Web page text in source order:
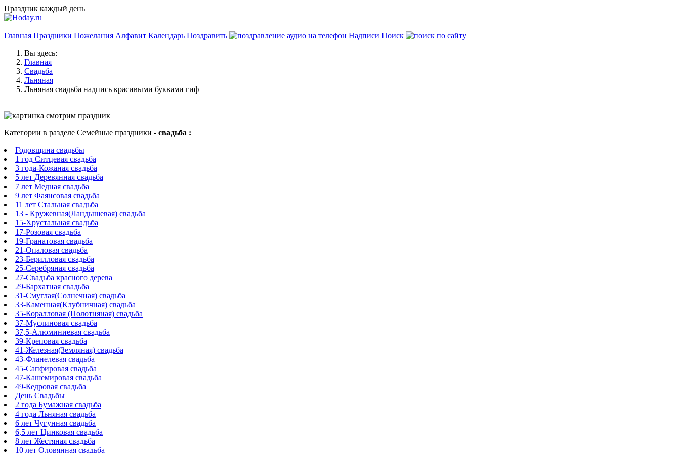
Праздник каждый день
Главная Праздники Пожелания Алфавит Календарь Поздравить Надписи Поиск
Вы здесь:
Главная
Свадьба
Льняная
Льняная свадьба надпись красивыми буквами гиф
Категории в разделе Семейные праздники - свадьба :
Годовщина свадьбы
1 год Ситцевая свадьба
3 года-Кожаная свадьба
5 лет Деревянная свадьба
7 лет Медная свадьба
9 лет Фаянсовая свадьба
11 лет Стальная свадьба
13 - Кружевная(Ландышевая) свадьба
15-Хрустальная свадьба
17-Розовая свадьба
19-Гранатовая свадьба
21-Опаловая свадьба
23-Берилловая свадьба
25-Серебряная свадьба
27-Свадьба красного дерева
29-Бархатная свадьба
31-Смуглая(Солнечная) свадьба
33-Каменная(Клубничная) свадьба
35-Коралловая (Полотняная) свадьба
37-Муслиновая свадьба
37,5-Алюминиевая свадьба
39-Креповая свадьба
41-Железная(Земляная) свадьба
43-Фланелевая свадьба
45-Сапфировая свадьба
47-Кашемировая свадьба
49-Кедровая свадьба
День Свадьбы
2 года Бумажная свадьба
4 года Льняная свадьба
6 лет Чугунная свадьба
6,5 лет Цинковая свадьба
8 лет Жестяная свадьба
10 лет Оловянная свадьба